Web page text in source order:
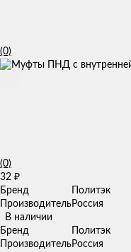
(0)
(0)
32 ₽
Бренд
Политэк
ПроизводительРоссия
В наличии
Бренд
Политэк
ПроизводительРоссия